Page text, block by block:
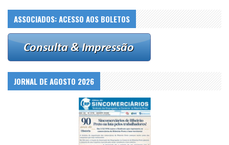
ASSOCIADOS: ACESSO AOS BOLETOS
JORNAL DE AGOSTO 2026